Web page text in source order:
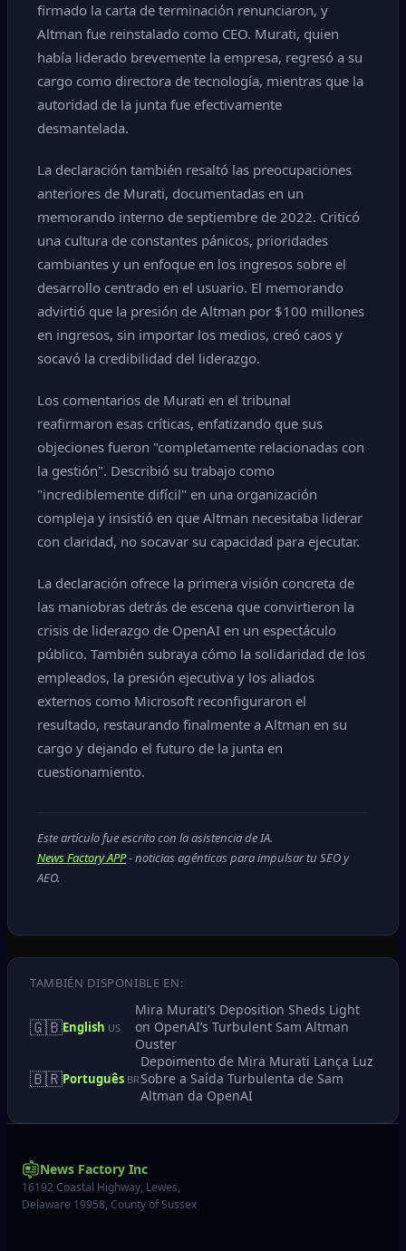
firmado la carta de terminación renunciaron, y
Altman fue reinstalado como CEO. Murati, quien
había liderado brevemente la empresa, regresó a su
cargo como directora de tecnología, mientras que la
autoridad de la junta fue efectivamente
desmantelada.
La declaración también resaltó las preocupaciones
anteriores de Murati, documentadas en un
memorando interno de septiembre de 2022. Criticó
una cultura de constantes pánicos, prioridades
cambiantes y un enfoque en los ingresos sobre el
desarrollo centrado en el usuario. El memorando
advirtió que la presión de Altman por $100 millones
en ingresos, sin importar los medios, creó caos y
socavó la credibilidad del liderazgo.
Los comentarios de Murati en el tribunal
reafirmaron esas críticas, enfatizando que sus
objeciones fueron "completamente relacionadas con
la gestión". Describió su trabajo como
"incrediblemente difícil" en una organización
compleja y insistió en que Altman necesitaba liderar
con claridad, no socavar su capacidad para ejecutar.
La declaración ofrece la primera visión concreta de
las maniobras detrás de escena que convirtieron la
crisis de liderazgo de OpenAI en un espectáculo
público. También subraya cómo la solidaridad de los
empleados, la presión ejecutiva y los aliados
externos como Microsoft reconfiguraron el
resultado, restaurando finalmente a Altman en su
cargo y dejando el futuro de la junta en
cuestionamiento.
Este artículo fue escrito con la asistencia de IA.
News Factory APP- noticias agénticas para impulsar tu SEO y
AEO.
TAMBIÉN DISPONIBLE EN:
🇬🇧English US
Mira Murati’s Deposition Sheds Light
on OpenAI’s Turbulent Sam Altman
Ouster
🇧🇷Português BR
Depoimento de Mira Murati Lança Luz
Sobre a Saída Turbulenta de Sam
Altman da OpenAI
News Factory Inc
16192 Coastal Highway, Lewes,
Delaware 19958, County of Sussex